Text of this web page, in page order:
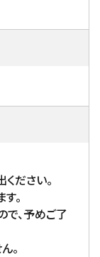
ださい。
。
、予めご了
。